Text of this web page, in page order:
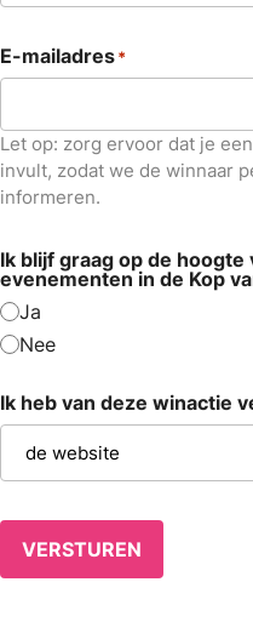
E-mailadres*
Let op: zorg ervoor dat je
invult, zodat we de winnaar
informeren.
Ik blijf graag op de hoogte
evenementen in de Kop
Ja
Nee
Ik heb van deze winactie
VERSTUREN